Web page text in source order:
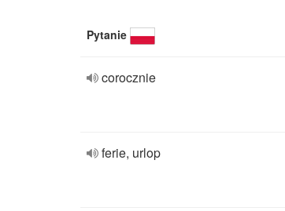
Pytanie
corocznie
ferie, urlop